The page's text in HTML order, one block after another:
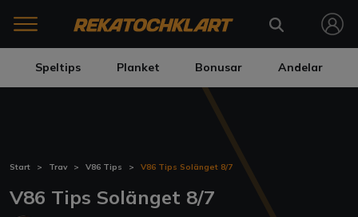
Speltips Planket Bonusar Andelar
Start Trav V86 Tips V86 Tips Solänget 8/7
V86 Tips Solänget 8/7